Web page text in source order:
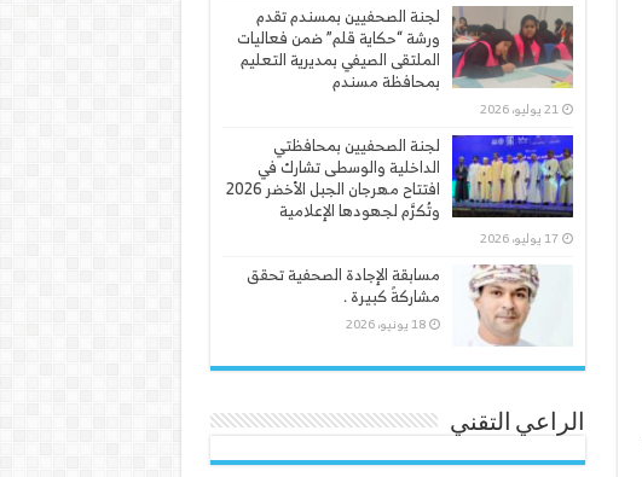
لجنة الصحفيين بمسندم تقدم
ورشة “حكاية قلم” ضمن فعاليات
الملتقى الصيفي بمديرية التعليم
بمحافظة مسندم
21 يوليو، 2026
لجنة الصحفيين بمحافظتي
الداخلية والوسطى تشارك في
افتتاح مهرجان الجبل الأخضر 2026
وتُكرَّم لجهودها الإعلامية
17 يوليو، 2026
مسابقة الإجادة الصحفية تحقق
مشاركةً كبيرة .
18 يونيو، 2026
الراعي التقني